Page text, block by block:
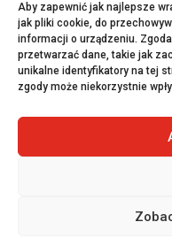
Aby zapewnić jak najlepsze
jak pliki cookie, do
informacji o urządzeniu.
przetwarzać dane, takie jak
unikalne identyfikatory na tej
zgody może niekorzystnie
Poniżej tylko z pełnoprawnym